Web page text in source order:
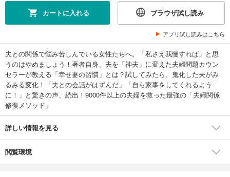
カートに入れる ブラウザ試し読み
アプリ試し読みはこちら
夫との関係で悩み苦しんでいる女性たちへ。「私さえ我慢すれば」と思
うのはやめましょう！著者自身、夫を「神夫」に変えた夫婦問題カウン
セラーが教える「幸せ妻の習慣」とは？試してみたら、鬼化した夫がみ
るみる変化！「夫との会話がはずんだ」「自ら家事をしてくれるよう
に！」と驚きの声、続出！9000件以上の夫婦を救った最強の「夫婦関係
修復メソッド」
詳しい情報を見る
閲覧環境